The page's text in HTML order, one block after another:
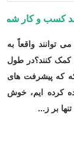
کسب و کار شما
توانند واقعاً به
کنند؟در طول
که پیشرفت های
کرده ایم، خوش
بر ز...